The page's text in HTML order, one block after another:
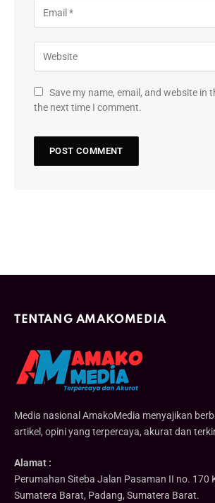
Save my name, email, and website in
the next time I comment.
TENTANG AMAKOMEDIA
Media nasional AmakoMedia menyajikan
artikel, opini yang terpercaya, akurat dan
Alamat :
Perumahan Siteba Jalan Pasaman II no. 170
Sumatera Barat, Padang, Sumatera Barat.